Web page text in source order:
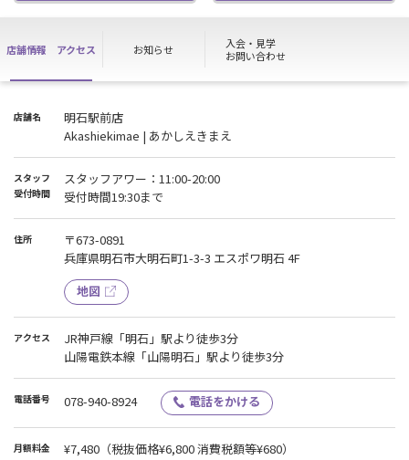
店舗情報 アクセス お知らせ
入会・見学
お問い合わせ
店舗名
明石駅前店
Akashiekimae | あかしえきまえ
スタッフ
受付時間
スタッフアワー：11:00-20:00
受付時間19:30まで
住所
〒673-0891
兵庫県明石市大明石町1-3-3 エスポワ明石 4F
地図
アクセス
JR神戸線「明石」駅より徒歩3分
山陽電鉄本線「山陽明石」駅より徒歩3分
電話番号 078-940-8924 電話をかける
月額料金 ¥7,480 （税抜価格¥6,800 消費税額等¥680）